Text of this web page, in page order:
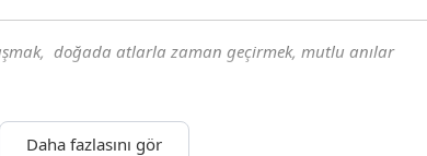
doğada atlarla zaman geçirmek, mutlu anılar
ortamda (manej içi) 40 dk. yapabilir.
Daha fazlasını gör